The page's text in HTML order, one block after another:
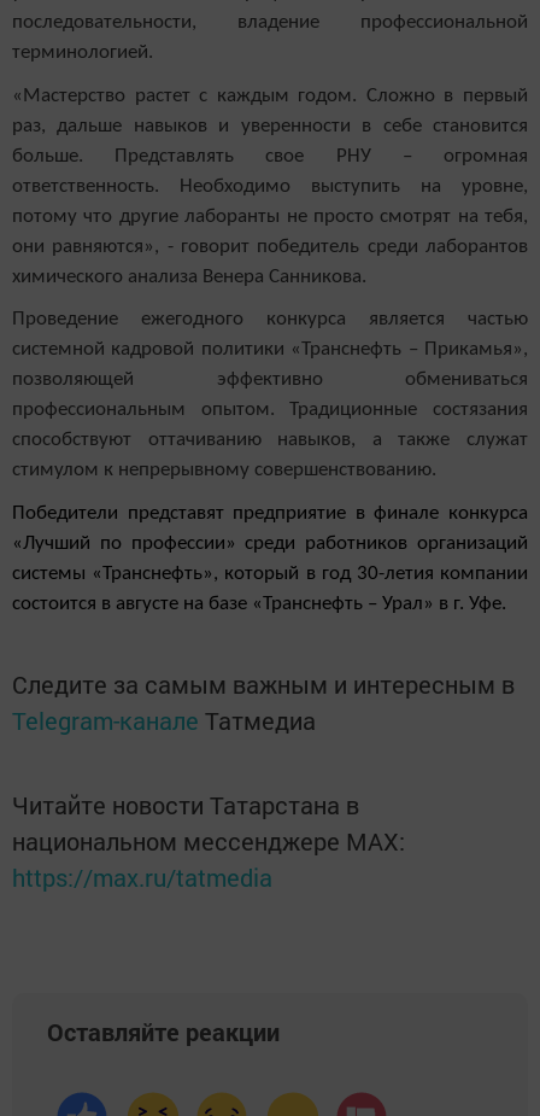
последовательности, владение профессиональной
терминологией.
«Мастерство растет с каждым годом. Сложно в первый
раз, дальше навыков и уверенности в себе становится
больше. Представлять свое РНУ – огромная
ответственность. Необходимо выступить на уровне,
потому что другие лаборанты не просто смотрят на тебя,
они равняются», - говорит победитель среди лаборантов
химического анализа Венера Санникова.
Проведение ежегодного конкурса является частью
системной кадровой политики «Транснефть – Прикамья»,
позволяющей эффективно обмениваться
профессиональным опытом. Традиционные состязания
способствуют оттачиванию навыков, а также служат
стимулом к непрерывному совершенствованию.
Победители представят предприятие в финале конкурса
«Лучший по профессии» среди работников организаций
системы «Транснефть», который в год 30-летия компании
состоится в августе на базе «Транснефть – Урал» в г. Уфе.
Следите за самым важным и интересным в
Telegram-канале Татмедиа
Читайте новости Татарстана в
национальном мессенджере MАХ:
https://max.ru/tatmedia
Оставляйте реакции